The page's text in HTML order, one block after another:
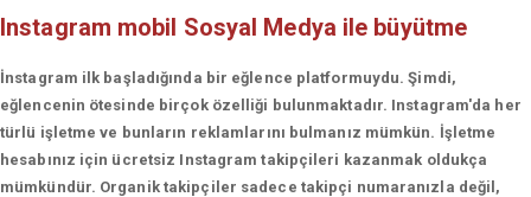
Instagram mobil Sosyal Medya ile büyütme
İnstagram ilk başladığında bir eğlence platformuydu. Şimdi,
eğlencenin ötesinde birçok özelliği bulunmaktadır. Instagram'da her
türlü işletme ve bunların reklamlarını bulmanız mümkün. İşletme
hesabınız için ücretsiz Instagram takipçileri kazanmak oldukça
mümkündür. Organik takipçiler sadece takipçi numaranızla değil,